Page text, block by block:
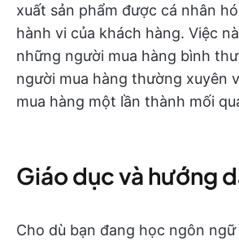
xuất sản phẩm được cá nhân
hành vi của khách hàng. Việc
những người mua hàng bình
người mua hàng thường xuyên
mua hàng một lần thành mối
Giáo dục và hướng
Cho dù bạn đang học ngôn